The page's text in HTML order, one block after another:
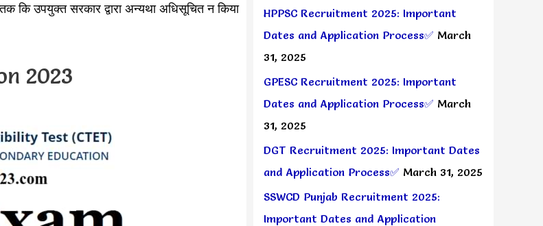
तक कि उपयुक्त सरकार द्वारा अन्यथा अधिसूचित न किया
2023
HPPSC Recruitment 2025: Important
Dates and Application Process✅ March
31, 2025
GPESC Recruitment 2025: Important
Dates and Application Process✅ March
31, 2025
DGT Recruitment 2025: Important Dates
and Application Process✅ March 31, 2025
SSWCD Punjab Recruitment 2025:
Important Dates and Application